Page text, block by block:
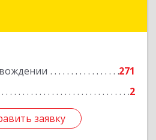
271
2
заявку
обл, Смоленск г, Марии
заявку